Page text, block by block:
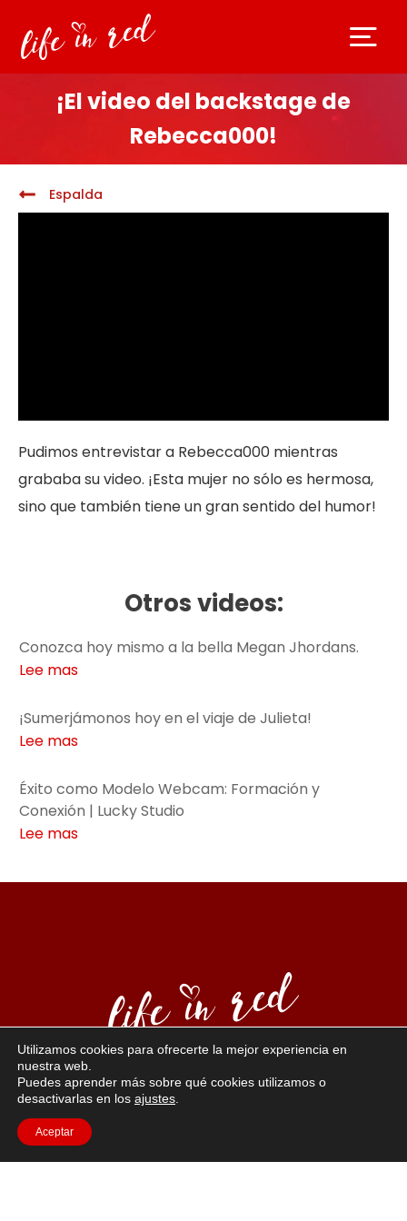
¡El video del backstage de
Rebecca000!
Espalda
Pudimos entrevistar a Rebecca000 mientras
grababa su video. ¡Esta mujer no sólo es hermosa,
sino que también tiene un gran sentido del humor!
Otros videos:
Conozca hoy mismo a la bella Megan Jhordans.
Lee mas
¡Sumerjámonos hoy en el viaje de Julieta!
Lee mas
Éxito como Modelo Webcam: Formación y
Conexión | Lucky Studio
Lee mas
“La vida en rojo”: un sentido de la vida que conduce a
una sexualidad positiva y
implica confianza. El rojo es el coraje, la vitalidad y
pasión, el color del erotismo. Los modelos Jasmin
representan estos valores.
Utilizamos cookies para ofrecerte la mejor experiencia en
nuestra web.
Puedes aprender más sobre qué cookies utilizamos o
desactivarlas en los ajustes
Aceptar